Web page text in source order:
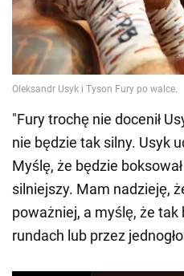
"Fury trochę nie docenił
nie będzie tak silny. Usyk
Myślę, że będzie
silniejszy. Mam nadzieję,
poważniej, a myślę, że
rundach lub przez